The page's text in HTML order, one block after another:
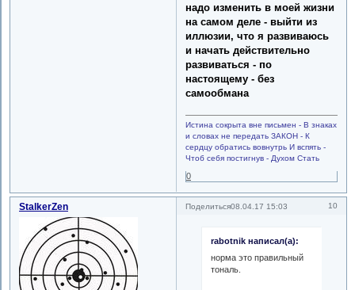
надо изменить в моей жизни
на самом деле - выйти из
иллюзии, что я развиваюсь
и начать действительно
развиваться - по
настоящему - без
самообмана
Истина сокрыта вне письмен - В знаках
и словах не передать ЗАКОН - К
сердцу обратись вовнутрь И вспять -
Чтоб себя постигнув - Духом Стать
0
Поделиться 10
08.04.17 15:03
StalkerZen
rabotnik написал(а):
норма это правильный
тональ.